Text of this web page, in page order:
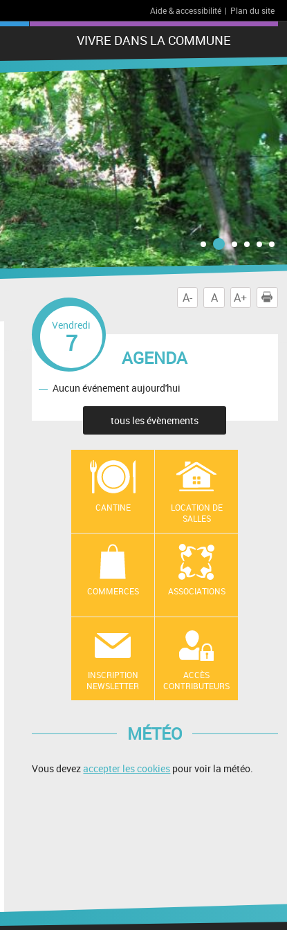
Aide & accessibilité | Plan du site
VIVRE DANS LA COMMUNE
A- A A+
AGENDA
Vendredi
7
Aucun événement aujourd'hui
tous les évènements
CANTINE
LOCATION DE
SALLES
COMMERCES ASSOCIATIONS
INSCRIPTION
NEWSLETTER
ACCÈS
CONTRIBUTEURS
MÉTÉO
Vous devezaccepter les cookies pour voir la météo.